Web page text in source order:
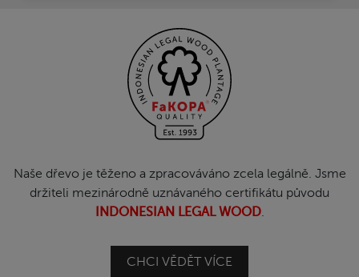
Naše dřevo je těženo a zpracováváno zcela legálně. Jsme
držiteli mezinárodně uznávaného certifikátu původu
INDONESIAN LEGAL WOOD.
CHCI VĚDĚT VÍCE